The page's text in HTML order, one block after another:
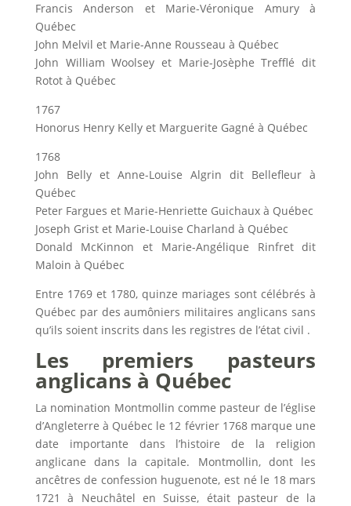
Francis Anderson et Marie-Véronique Amury à
Québec
John Melvil et Marie-Anne Rousseau à Québec
John William Woolsey et Marie-Josèphe Trefflé dit
Rotot à Québec
1767
Honorus Henry Kelly et Marguerite Gagné à Québec
1768
John Belly et Anne-Louise Algrin dit Bellefleur à
Québec
Peter Fargues et Marie-Henriette Guichaux à Québec
Joseph Grist et Marie-Louise Charland à Québec
Donald McKinnon et Marie-Angélique Rinfret dit
Maloin à Québec
Entre 1769 et 1780, quinze mariages sont célébrés à
Québec par des aumôniers militaires anglicans sans
qu’ils soient inscrits dans les registres de l’état civil .
Les premiers pasteurs
anglicans à Québec
La nomination Montmollin comme pasteur de l’église
d’Angleterre à Québec le 12 février 1768 marque une
date importante dans l’histoire de la religion
anglicane dans la capitale. Montmollin, dont les
ancêtres de confession huguenote, est né le 18 mars
1721 à Neuchâtel en Suisse, était pasteur de la